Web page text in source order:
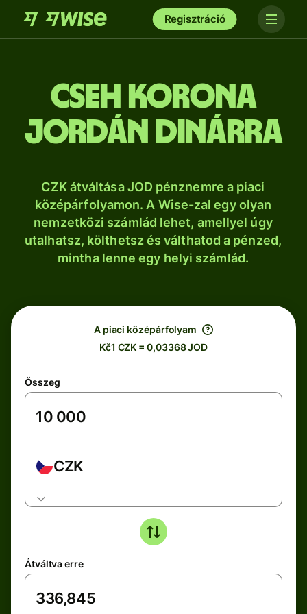
Regisztráció
cseh korona
jordán dinárra
CZK átváltása JOD pénznemre a piaci
középárfolyamon. A Wise-zal egy olyan
nemzetközi számlád lehet, amellyel úgy
utalhatsz, költhetsz és válthatod a pénzed,
mintha lenne egy helyi számlád.
A piaci középárfolyam
Kč1 CZK = 0,03368 JOD
Összeg
CZK
Átváltva erre